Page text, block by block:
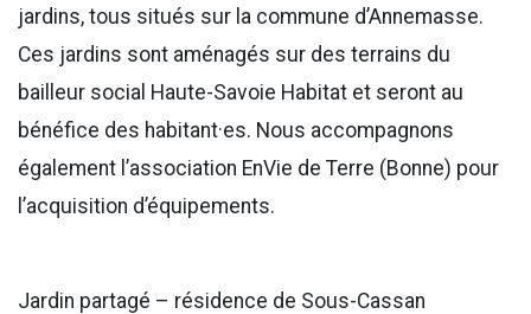
jardins, tous situés sur la commune d’Annemasse.
Ces jardins sont aménagés sur des terrains du
bailleur social Haute-Savoie Habitat et seront au
bénéfice des habitant·es. Nous accompagnons
également l’association EnVie de Terre (Bonne) pour
l’acquisition d’équipements.
Jardin partagé – résidence de Sous-Cassan